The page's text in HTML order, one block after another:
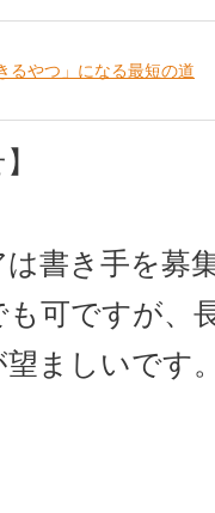
るやつ」になる最短の道
書き手を募
可ですが、
ましいです。